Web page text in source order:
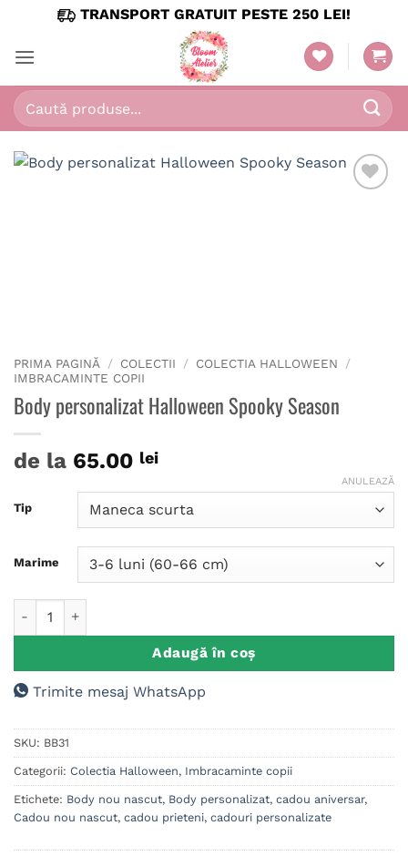
content
TRANSPORT GRATUIT PESTE 250 LEI!
Caută
după:
PRIMA PAGINĂ / COLECTII / COLECTIA HALLOWEEN
/
IMBRACAMINTE COPII
Body personalizat Halloween Spooky Season
de la 65.00 lei
Tip
Marime
ANULEAZĂ
Adaugă în coș
Trimite mesaj WhatsApp
SKU: BB31
Categorii: Colectia Halloween, Imbracaminte copii
Etichete: Body nou nascut, Body personalizat, cadou aniversar,
Cadou nou nascut, cadou prieteni, cadouri personalizate